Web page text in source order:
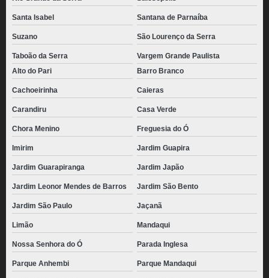
Santa Isabel Santana de Parnaíba
Suzano São Lourenço da Serra
Taboão da Serra
Vargem Grande Paulista
Alto do Pari
Barro Branco
Cachoeirinha Caieras
Carandiru Casa Verde
Chora Menino Freguesia do Ó
Imirim Jardim Guapira
Jardim Guarapiranga Jardim Japão
Jardim Leonor Mendes de Barros Jardim São Bento
Jardim São Paulo Jaçanã
Limão Mandaqui
Nossa Senhora do Ó Parada Inglesa
Parque Anhembi Parque Mandaqui